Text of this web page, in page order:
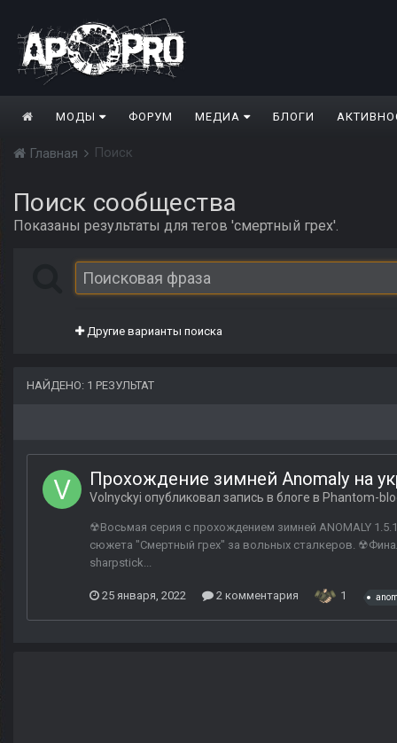
МОДЫ ФОРУМ МЕДИА БЛОГИ
Главная Поиск
Поиск сообщества
Показаны результаты для тегов 'смертный грех'.
Другие варианты поиска
НАЙДЕНО: 1 РЕЗУЛЬТАТ
Прохождение зимней Anomaly на
Volnyckyi опубликовал запись в блоге в Phantom-
☢Восьмая серия с прохождением зимней ANOMALY
сюжета "Смертный грех" за вольных сталкеров.
sharpstick...
25 января, 2022 2 комментария 1